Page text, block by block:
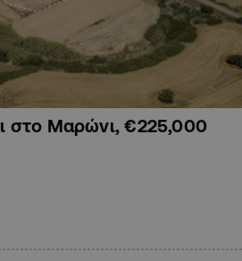
στο Μαρώνι, €225,000